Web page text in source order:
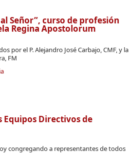
Señor”, curso de profesión
Regina Apostolorum
por el P. Alejandro José Carbajo, CMF, y la
FM
Equipos Directivos de
congregando a representantes de todos